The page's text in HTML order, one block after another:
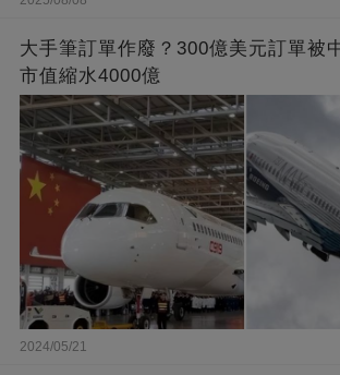
大手筆訂單作廢？300億美元訂單被
市值縮水4000億
2024/05/21